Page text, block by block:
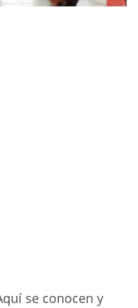
se conocen y